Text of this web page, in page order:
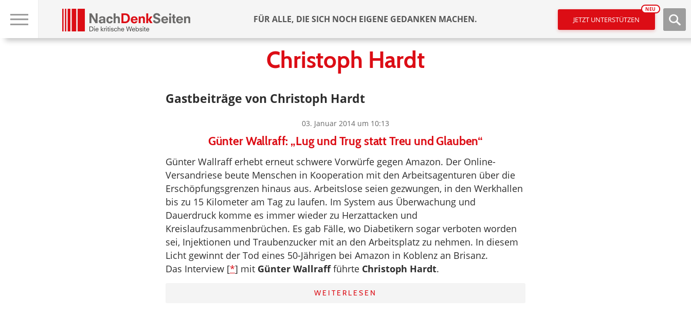
FÜR ALLE, DIE SICH NOCH EIGENE GEDANKEN MACHEN. JETZT UNTERSTÜTZEN
NEU
Christoph Hardt
Gastbeiträge von Christoph Hardt
03. Januar 2014 um 10:13
Günter Wallraff: „Lug und Trug statt Treu und Glauben“
Günter Wallraff erhebt erneut schwere Vorwürfe gegen Amazon. Der Online-
Versandriese beute Menschen in Kooperation mit den Arbeitsagenturen über die
Erschöpfungsgrenzen hinaus aus. Arbeitslose seien gezwungen, in den Werkhallen
bis zu 15 Kilometer am Tag zu laufen. Im System aus Überwachung und
Dauerdruck komme es immer wieder zu Herzattacken und
Kreislaufzusammenbrüchen. Es gab Fälle, wo Diabetikern sogar verboten worden
sei, Injektionen und Traubenzucker mit an den Arbeitsplatz zu nehmen. In diesem
Licht gewinnt der Tod eines 50-Jährigen bei Amazon in Koblenz an Brisanz.
Das Interview [*] mit Günter Wallraffführte Christoph Hardt.
WEITERLESEN